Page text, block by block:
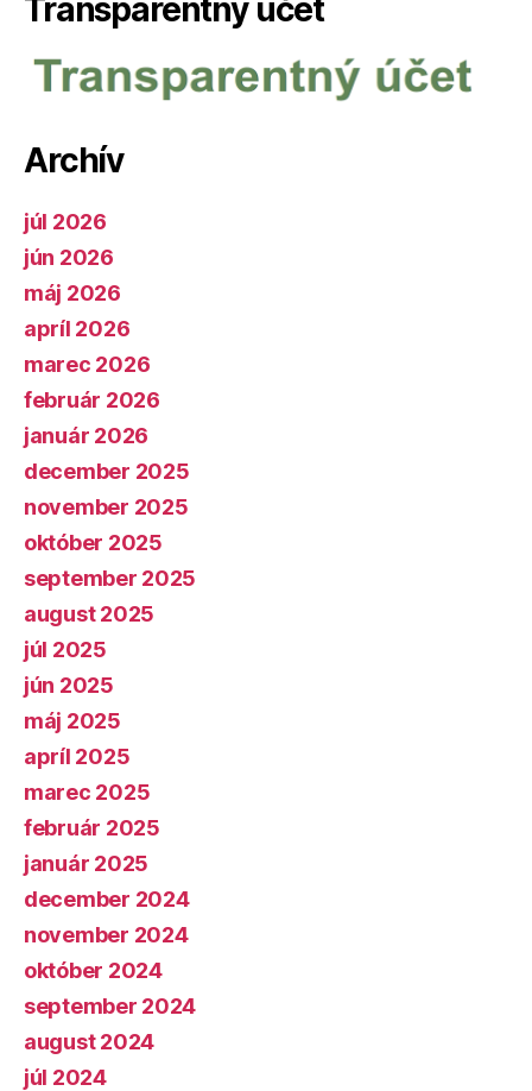
Transparentný účet
Archív
júl 2026
jún 2026
máj 2026
apríl 2026
marec 2026
február 2026
január 2026
december 2025
november 2025
október 2025
september 2025
august 2025
júl 2025
jún 2025
máj 2025
apríl 2025
marec 2025
február 2025
január 2025
december 2024
november 2024
október 2024
september 2024
august 2024
júl 2024